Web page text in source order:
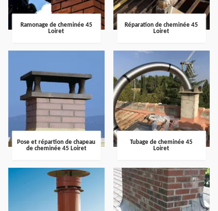
Ramonage de cheminée 45
Loiret
Réparation de cheminée 45
Loiret
Pose et répartion de chapeau
de cheminée 45 Loiret
Tubage de cheminée 45
Loiret